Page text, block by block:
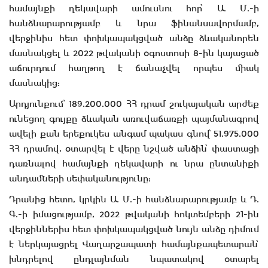
համայնքի ղեկավարի ամուսնու հոր՝ Ա. Մ.-ի
հանձնարարությամբ և նրա ֆինանսավորմամբ,
վերջինիս հետ փոխկապակցված անձը ձևականորեն
մասնակցել և 2022 թվականի օգոստոսի 8-ին կայացած
աճուրդում հաղթող է ճանաչվել որպես միակ
մասնակից:
Արդյունքում՝ 189.200.000 ՀՀ դրամ շուկայական արժեք
ունեցող գույքը ձևական առուվաճառքի պայմանագրով
ավելի քան երեքուկես անգամ պակաս գնով՝ 51.975.000
ՀՀ դրամով, օտարվել է վերը նշված անձին՝ փաստացի
դառնալով համայնքի ղեկավարի ու նրա ընտանիքի
անդամների սեփականությունը:
Դրանից հետո, կրկին Ա. Մ.-ի հանձնարարությամբ և Դ.
Գ.-ի իմացությամբ, 2022 թվականի հոկտեմբերի 21-ին
վերջիններիս հետ փոխկապակցված նույն անձը դիմում
է ներկայացրել Վաղարշապատի համայնքապետարան՝
խնդրելով ընդլայնման նպատակով օտարել